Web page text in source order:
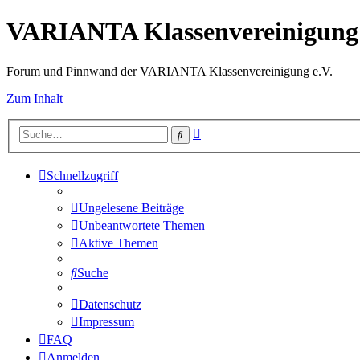
VARIANTA Klassenvereinigung
Forum und Pinnwand der VARIANTA Klassenvereinigung e.V.
Zum Inhalt
Suche
Schnellzugriff
Ungelesene Beiträge
Unbeantwortete Themen
Aktive Themen
Suche
Datenschutz
Impressum
FAQ